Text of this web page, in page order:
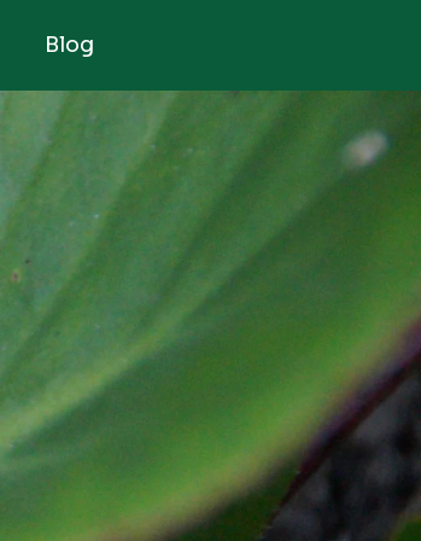
Blog